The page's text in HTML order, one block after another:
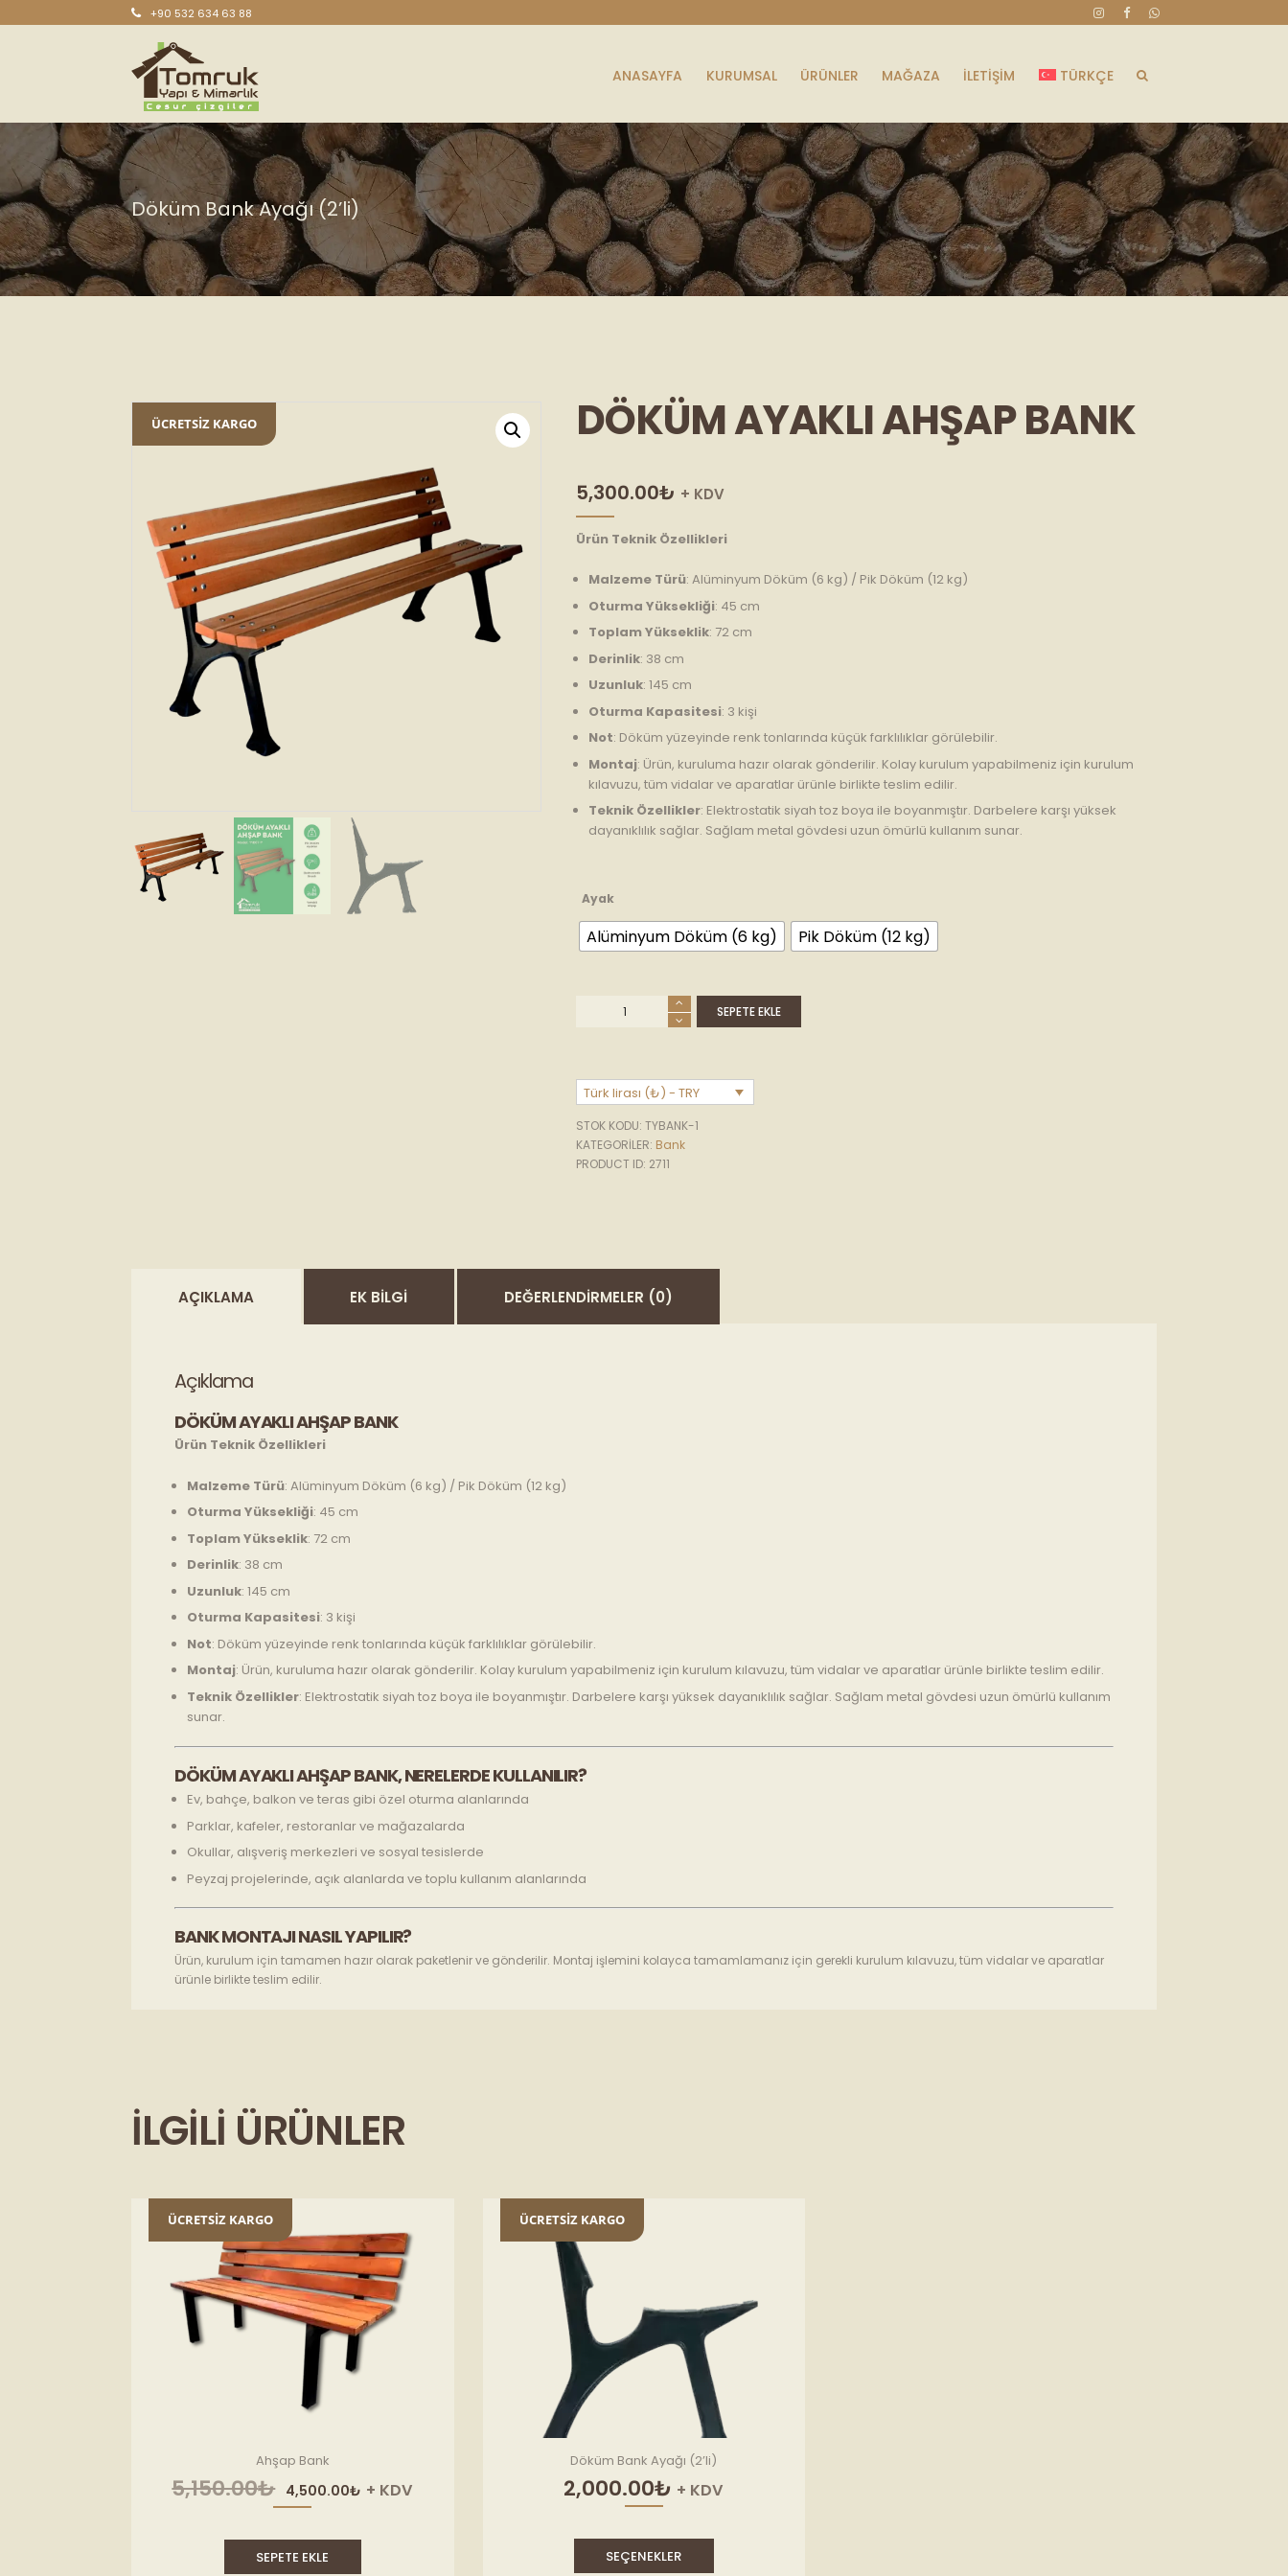
+90 532 634 63 88
ANASAYFA KURUMSAL ÜRÜNLER MAĞAZA İLETIŞIM TÜRKÇE
Döküm Bank Ayağı (2’li)
ÜCRETSİZ KARGO DÖKÜM AYAKLI AHŞAP BANK
5,300.00₺ + KDV
Ürün Teknik Özellikleri
Malzeme Türü: Alüminyum Döküm (6 kg) / Pik Döküm (12 kg)
Oturma Yüksekliği: 45 cm
Toplam Yükseklik: 72 cm
Derinlik: 38 cm
Uzunluk: 145 cm
Oturma Kapasitesi: 3 kişi
Not: Döküm yüzeyinde renk tonlarında küçük farklılıklar görülebilir.
Montaj: Ürün, kuruluma hazır olarak gönderilir. Kolay kurulum yapabilmeniz için kurulum
kılavuzu, tüm vidalar ve aparatlar ürünle birlikte teslim edilir.
Teknik Özellikler: Elektrostatik siyah toz boya ile boyanmıştır. Darbelere karşı yüksek
dayanıklılık sağlar. Sağlam metal gövdesi uzun ömürlü kullanım sunar.
Ayak
Alüminyum Döküm (6 kg) Pik Döküm (12 kg)
SEPETE EKLE
Türk lirası (₺) - TRY
STOK KODU: TYBANK-1
KATEGORILER: Bank
PRODUCT ID: 2711
AÇIKLAMA EK BILGI DEĞERLENDIRMELER (0)
Açıklama
DÖKÜM AYAKLI AHŞAP BANK
Ürün Teknik Özellikleri
Malzeme Türü: Alüminyum Döküm (6 kg) / Pik Döküm (12 kg)
Oturma Yüksekliği: 45 cm
Toplam Yükseklik: 72 cm
Derinlik: 38 cm
Uzunluk: 145 cm
Oturma Kapasitesi: 3 kişi
Not: Döküm yüzeyinde renk tonlarında küçük farklılıklar görülebilir.
Montaj: Ürün, kuruluma hazır olarak gönderilir. Kolay kurulum yapabilmeniz için kurulum kılavuzu, tüm vidalar ve aparatlar ürünle birlikte teslim edilir.
Teknik Özellikler: Elektrostatik siyah toz boya ile boyanmıştır. Darbelere karşı yüksek dayanıklılık sağlar. Sağlam metal gövdesi uzun ömürlü kullanım
sunar.
DÖKÜM AYAKLI AHŞAP BANK, NERELERDE KULLANILIR?
Ev, bahçe, balkon ve teras gibi özel oturma alanlarında
Parklar, kafeler, restoranlar ve mağazalarda
Okullar, alışveriş merkezleri ve sosyal tesislerde
Peyzaj projelerinde, açık alanlarda ve toplu kullanım alanlarında
BANK MONTAJI NASIL YAPILIR?
Ürün, kurulum için tamamen hazır olarak paketlenir ve gönderilir. Montaj işlemini kolayca tamamlamanız için gerekli kurulum kılavuzu, tüm vidalar ve aparatlar
ürünle birlikte teslim edilir.
İLGILI ÜRÜNLER
ÜCRETSİZ KARGO
Ahşap Bank
5,150.00₺ Orijinal
fiyat:
4,500.00₺ Şu
4,500.00₺.
+ KDV
SEPETE EKLE
ÜCRETSİZ KARGO
Döküm Bank Ayağı (2’li)
2,000.00₺ + KDV
SEÇENEKLER